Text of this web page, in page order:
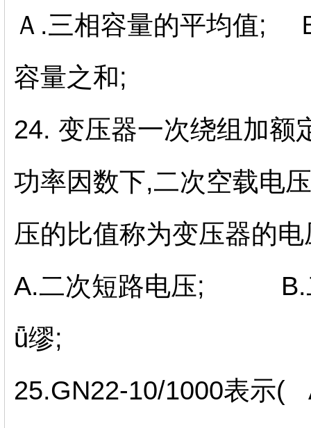
Ａ.三相容量的平均值;
容量之和;
24. 变压器一次绕组加额
功率因数下,二次空载
压的比值称为变压器的
A.二次短路电压; B.
ǖ缪;
25.GN22-10/1000表示